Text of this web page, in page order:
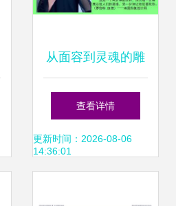
从面容到灵魂的雕
琢师 专访高级化妆
师胡欢与她的星摩
查看详情
更新时间：2026-08-06
14:36:01